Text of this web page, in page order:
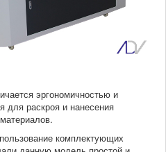
эргономичностью и
для раскроя и нанесения
комплектующих